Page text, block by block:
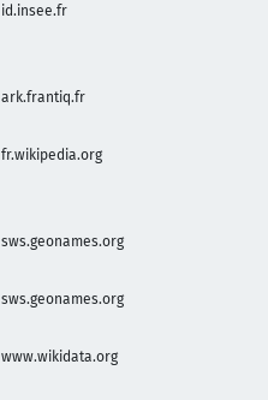
id.insee.fr
ark.frantiq.fr
fr.wikipedia.org
sws.geonames.org
sws.geonames.org
www.wikidata.org